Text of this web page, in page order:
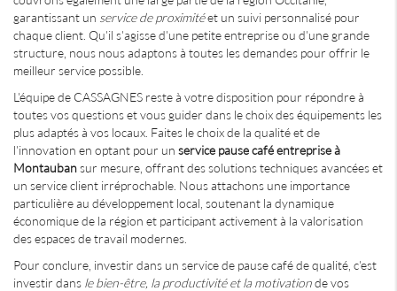
garantissant un service de proximitéet un suivi personnalisé pour
chaque client. Qu'il s'agisse d'une petite entreprise ou d'une grande
structure, nous nous adaptons à toutes les demandes pour offrir le
meilleur service possible.
L'équipe de CASSAGNES reste à votre disposition pour répondre à
toutes vos questions et vous guider dans le choix des équipements les
plus adaptés à vos locaux. Faites le choix de la qualité et de
l'innovation en optant pour un service pause café entreprise à
Montaubansur mesure, offrant des solutions techniques avancées et
un service client irréprochable. Nous attachons une importance
particulière au développement local, soutenant la dynamique
économique de la région et participant activement à la valorisation
des espaces de travail modernes.
Pour conclure, investir dans un service de pause café de qualité, c'est
investir dans le bien-être, la productivité et la motivationde vos